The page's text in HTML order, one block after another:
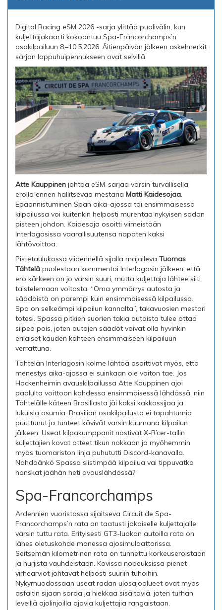
Digital Racing eSM 2026 -sarja ylittää puolivälin, kun
kuljettajakaarti kokoontuu Spa-Francorchamps’n
osakilpailuun 8.–10.5.2026. Äitienpäivän jälkeen askelmerkit
sarjan loppuhuipennukseen ovat selvillä.
Atte Kauppinen johtaa eSM-sarjaa varsin turvallisella
erolla ennen hallitsevaa mestaria Matti Kaidesojaa.
Epäonnistuminen Span aika-ajossa tai ensimmäisessä
kilpailussa voi kuitenkin helposti murentaa nykyisen sadan
pisteen johdon. Kaidesoja osoitti viimeistään
Interlagosissa vaarallisuutensa napaten kaksi
lähtövoittoa.
Pistetaulukossa viidennellä sijalla majaileva Tuomas
Tähtelä puolestaan kommentoi Interlagosin jälkeen, että
ero kärkeen on jo varsin suuri, mutta kuljettaja lähtee silti
taistelemaan voitosta. “Oma ymmärrys autosta ja
säädöistä on parempi kuin ensimmäisessä kilpailussa.
Spa on selkeämpi kilpailun kannalta”, takavuosien mestari
totesi. Spassa pitkien suorien takia autoista tulee ottaa
siipeä pois, joten autojen säädöt voivat olla hyvinkin
erilaiset kauden kahteen ensimmäiseen kilpailuun
verrattuna.
Tähtelän Interlagosin kolme lähtöä osoittivat myös, että
menestys aika-ajossa ei suinkaan ole voiton tae. Jos
Hockenheimin avauskilpailussa Atte Kauppinen ajoi
paalulta voittoon kahdessa ensimmäisessä lähdössä, niin
Tähtelälle käteen Brasiliasta jäi kaksi kakkossijaa ja
lukuisia osumia. Brasilian osakilpailusta ei tapahtumia
puuttunut ja tunteet kävivät varsin kuumana kilpailun
jälkeen. Useat kilpakumppanit nostivat X-R’cer-tallin
kuljettajien kovat otteet tikun nokkaan ja myöhemmin
myös tuomariston linja puhututti Discord-kanavalla.
Nähdäänkö Spassa siistimpää kilpailua vai tippuvatko
hanskat jäähän heti avauslähdössä?
Spa-Francorchamps
Ardennien vuoristossa sijaitseva Circuit de Spa-
Francorchamps‎’n rata on taatusti jokaiselle kuljettajalle
varsin tuttu rata. Erityisesti GT3-luokan autoilla rata on
lähes oletuskohde monessa ajosimulaattorissa.
Seitsemän kilometrinen rata on tunnettu korkeuseroistaan
ja hurjista vauhdeistaan. Kovissa nopeuksissa pienet
virhearviot johtavat helposti suuriin tuhoihin.
Nykymuodossaan useat radan ulosajoalueet ovat myös
asfaltin sijaan soraa ja hiekkaa sisältäviä, joten turhan
leveillä ajolinjoilla ajavia kuljettajia rangaistaan.